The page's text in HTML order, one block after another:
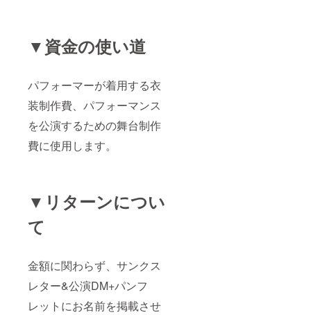
▼資金の使い道
パフォーマーが着用する衣
装制作費、パフォーマンス
を公演するための舞台制作
費に使用します。
▼リターンについ
て
金額に関わらず、サンクス
レター&公演DM+パンフ
レットにお名前を掲載させ